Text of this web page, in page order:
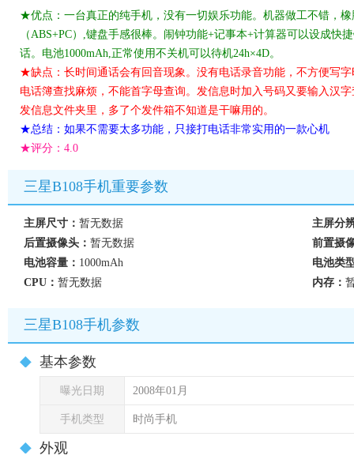
★优点：一台真正的纯手机，没有一切娱乐功能。机器做工不错，
（ABS+PC）,键盘手感很棒。闹钟功能+记事本+计算器可以设成快
话。电池1000mAh,正常使用不关机可以待机24h×4D。
★缺点：长时间通话会有回音现象。没有电话录音功能，不方便写
电话簿查找麻烦，不能首字母查询。发信息时加入号码又要输入汉
发信息文件夹里，多了个发件箱不知道是干嘛用的。
★总结：如果不需要太多功能，只接打电话非常实用的一款心机
★评分： 4.0
三星B108手机重要参数
主屏尺寸： 暂无数据
主屏分
后置摄像头： 暂无数据
前置摄
电池容量： 1000mAh
电池类
CPU： 暂无数据 内存：
三星B108手机参数
基本参数
曝光日期 2008年01月
手机类型 时尚手机
外观